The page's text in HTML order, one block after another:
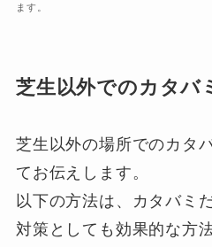
ます。
芝生以外でのカタバ
芝生以外の場所でのカタ
てお伝えします。
以下の方法は、カタバミ
対策としても効果的な方